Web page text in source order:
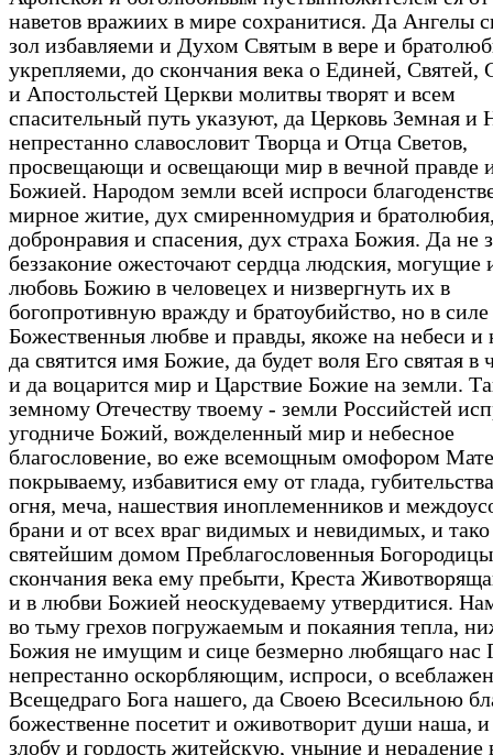
наветов вражиих в мире сохранитися. Да Ангелы
зол избавляеми и Духом Святым в вере и
укрепляеми, до скончания века о Единей, Святей,
и Апостольстей Церкви молитвы творят и всем
спасительный путь указуют, да Церковь Земная и
непрестанно славословит Творца и Отца Светов,
просвещающи и освещающи мир в вечной правде
Божией. Народом земли всей испроси
мирное житие, дух смиренномудрия и
добронравия и спасения, дух страха Божия. Да не
беззаконие ожесточают сердца людския, могущие
любовь Божию в человецех и низвергнуть их в
богопротивную вражду и братоубийство, но в силе
Божественныя любве и правды, якоже на небеси и
да святится имя Божие, да будет воля Его святая в
и да воцарится мир и Царствие Божие на земли.
земному Отечеству твоему - земли Российстей
угодниче Божий, вожделенный мир и небесное
благословение, во еже всемощным омофором
покрываему, избавитися ему от глада,
огня, меча, нашествия иноплеменников и
брани и от всех враг видимых и невидимых, и тако
святейшим домом Преблагословенныя
скончания века ему пребыти, Креста
и в любви Божией неоскудеваему утвердитися.
во тьму грехов погружаемым и покаяния тепла,
Божия не имущим и сице безмерно любящаго нас
непрестанно оскорбляющим, испроси, о
Всещедраго Бога нашего, да Своею Всесильною
божественне посетит и оживотворит души наша, и
злобу и гордость житейскую, уныние и нерадение